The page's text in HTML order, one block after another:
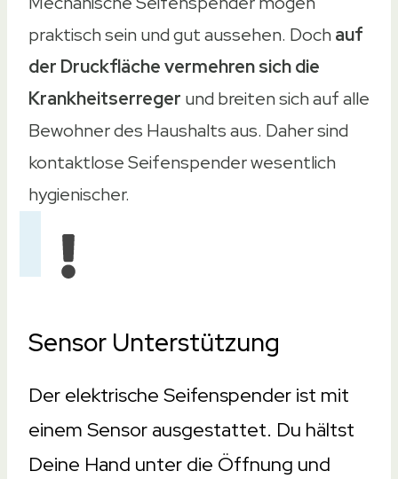
500ml
400ml
300ml
400ml
300ml
Material
Material
ABS-Kunststoff
ABS-Kunststoff
Gewicht
Gewicht
praktisch sein und gut aussehen. Dochauf
der Druckfläche vermehren sich die
Krankheitserreger und breiten sich auf alle
Bewohner des Haushalts aus. Daher sind
kontaktlose Seifenspender wesentlich
hygienischer.
Sensor Unterstützung
Der elektrische Seifenspender ist mit
einem Sensor ausgestattet. Du hältst
Deine Hand unter die Öffnung und